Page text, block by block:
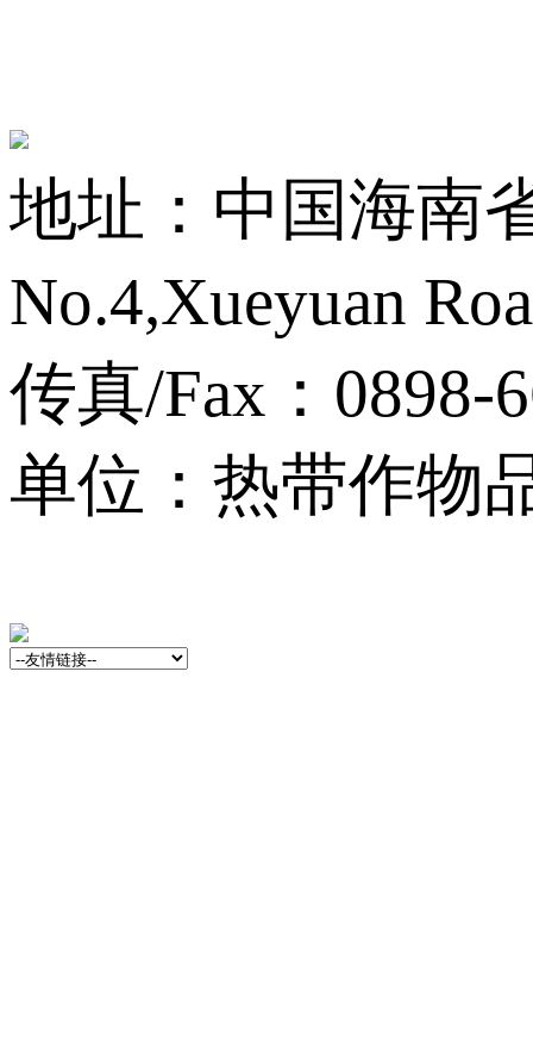
地址：中国海南
No.4,Xueyuan
传真/Fax：0898-
单位：热带作物